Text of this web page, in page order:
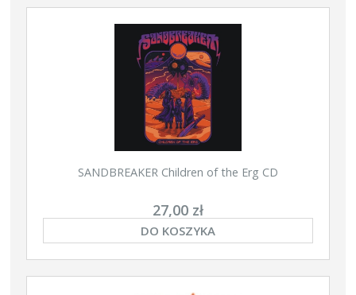
SANDBREAKER Children of the Erg CD
27,00 zł
DO KOSZYKA